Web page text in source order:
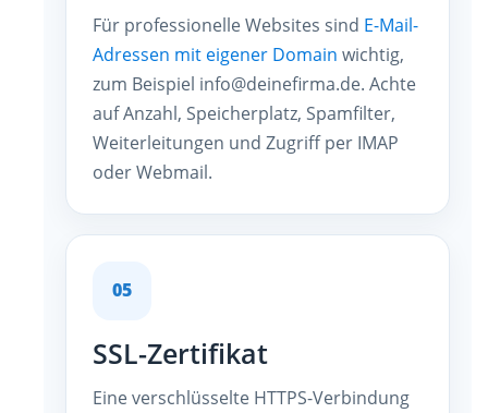
Für professionelle Websites sind E-Mail-
Adressen mit eigener Domain wichtig,
zum Beispiel info@deinefirma.de. Achte
auf Anzahl, Speicherplatz, Spamfilter,
Weiterleitungen und Zugriff per IMAP
oder Webmail.
05
SSL-Zertifikat
Eine verschlüsselte HTTPS-Verbindung